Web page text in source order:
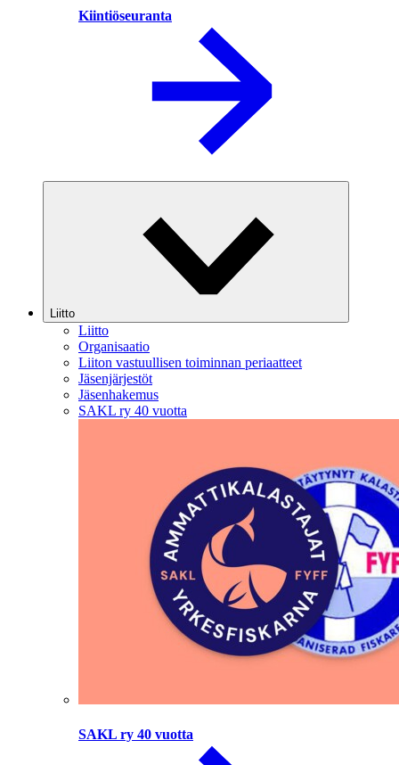
Kiintiöseuranta
Liitto
Liitto
Organisaatio
Liiton vastuullisen toiminnan periaatteet
Jäsenjärjestöt
Jäsenhakemus
SAKL ry 40 vuotta
SAKL ry 40 vuotta